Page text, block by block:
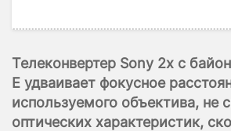
Телеконвертер Sony 2x с
E удваивает фокусное
используемого объектива, не
оптических характеристик,